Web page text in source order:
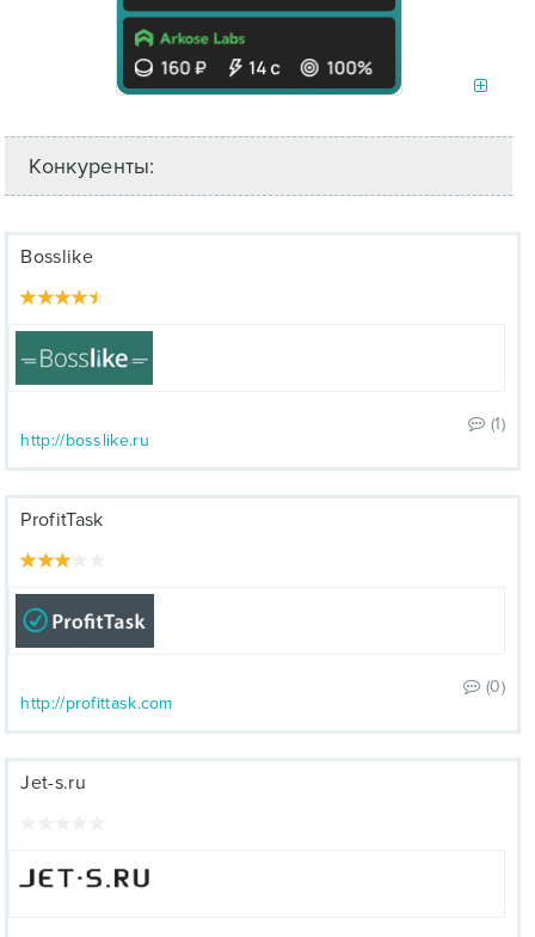
Конкуренты:
Bosslike
(1)
http://bosslike.ru
ProfitTask
(0)
http://profittask.com
Jet-s.ru